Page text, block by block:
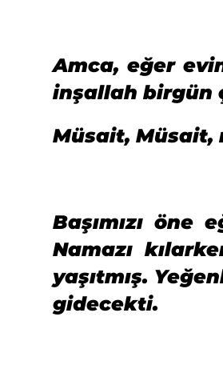
Amca, eğer
inşallah birgün
Müsait, Müsait,
Başımızı öne
Namazı
yaşıtmış.
gidecekti.